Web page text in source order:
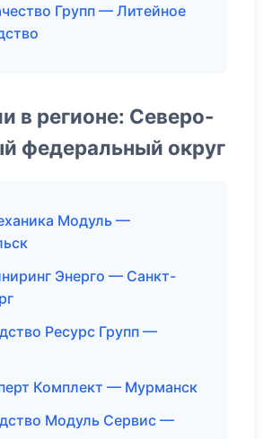
Групп — Литейное
в регионе: Северо-
федеральный округ
Модуль —
Энерго — Санкт-
Ресурс Групп —
Комплект — Мурманск
Модуль Сервис —